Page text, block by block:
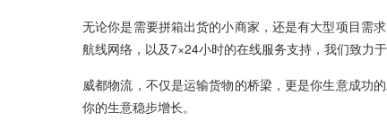
无论你是需要拼箱出货的小商家，还是有大型项目需
航线网络，以及7×24小时的在线服务支持，我们致力
威都物流，不仅是运输货物的桥梁，更是你生意成功
你的生意稳步增长。